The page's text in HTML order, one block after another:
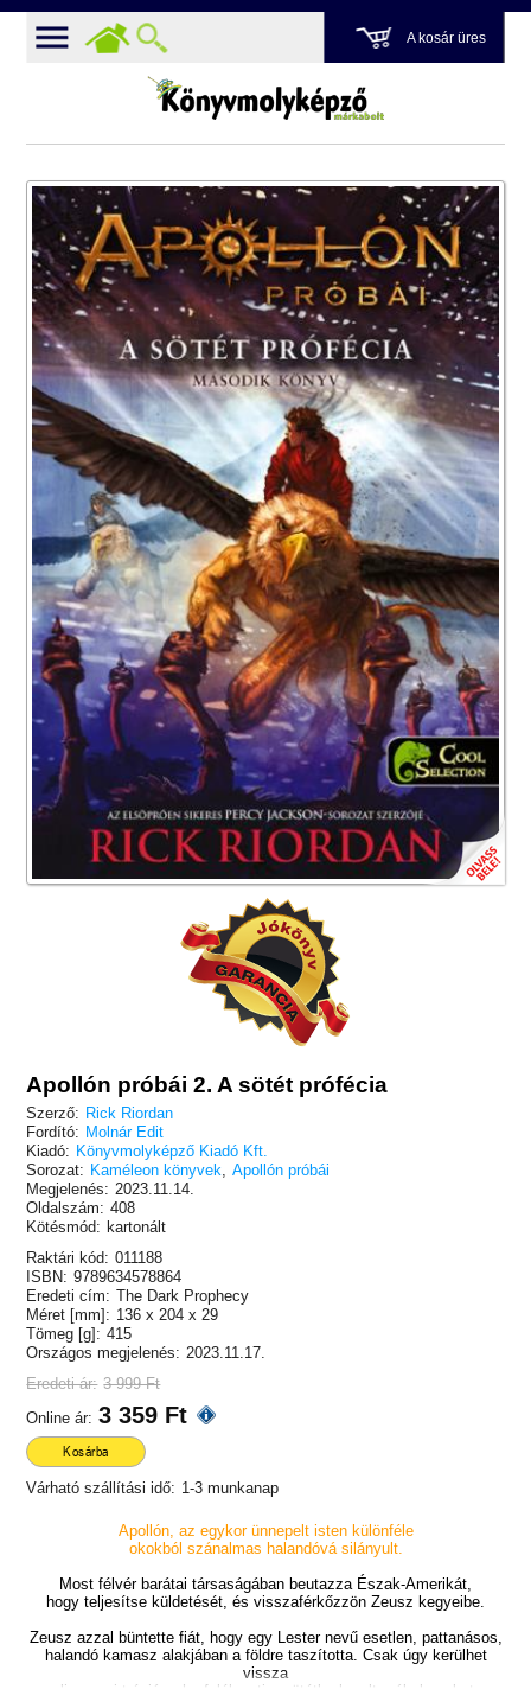
A kosár üres
Apollón próbái 2. A sötét prófécia
Szerző: Rick Riordan
Fordító: Molnár Edit
Kiadó: Könyvmolyképző Kiadó Kft.
Sorozat: Kaméleon könyvek
Apollón próbái
Megjelenés: 2023.11.14.
Oldalszám: 408
Kötésmód: kartonált
Raktári kód: 011188
ISBN: 9789634578864
Eredeti cím: The Dark Prophecy
Méret [mm]: 136 x 204 x 29
Tömeg [g]: 415
Országos megjelenés: 2023.11.17.
Eredeti ár: 3 999 Ft
Online ár: 3 359 Ft
Kosárba
Várható szállítási idő: 1-3 munkanap
Apollón, az egykor ünnepelt isten különféle
okokból szánalmas halandóvá silányult.
Most félvér barátai társaságában beutazza Észak-Amerikát,
hogy teljesítse küldetését, és visszaférkőzzön Zeusz kegyeibe.
Zeusz azzal büntette fiát, hogy egy Lester nevű esetlen, pattanásos,
halandó kamasz alakjában a földre taszította. Csak úgy kerülhet
vissza
olimposzi trónjára, ha feléleszti a sötétbe borult orákulumokat.